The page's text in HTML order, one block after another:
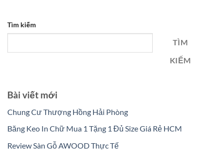
Tìm kiếm
TÌM
KIẾM
Bài viết mới
Chung Cư Thượng Hồng Hải Phòng
Băng Keo In Chữ Mua 1 Tặng 1 Đủ Size Giá Rẻ HCM
Review Sàn Gỗ AWOOD Thực Tế